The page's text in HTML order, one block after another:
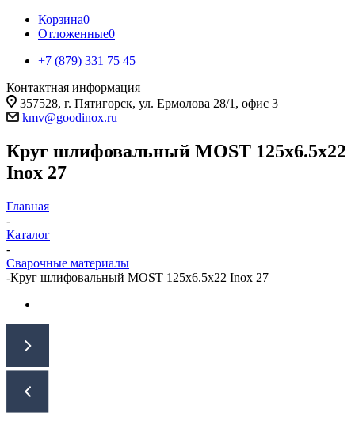
Корзина0
Отложенные0
+7 (879) 331 75 45
Контактная информация
357528, г. Пятигорск, ул. Ермолова 28/1, офис 3
kmv@goodinox.ru
Круг шлифовальный MOST 125x6.5x22
Inox 27
Главная
-
Каталог
-
Сварочные материалы
-Круг шлифовальный MOST 125x6.5x22 Inox 27